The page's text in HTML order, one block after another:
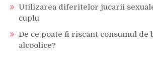
Utilizarea diferitelor jucarii
cuplu
De ce poate fi riscant consumul de
alcoolice?